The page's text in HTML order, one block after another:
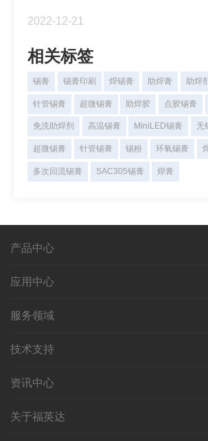
大小的8倍。
2022-12-21
相关标签
锡膏 锡膏印刷 焊锡膏 助焊膏 助焊剂
针管锡膏 超微锡膏 助焊胶 点胶锡膏
免洗助焊剂 高温锡膏 MiniLED锡膏 无
超微锡膏 针管锡膏 锡粉 环氧锡膏
多次回流锡膏 SAC305锡膏 焊膏
产品中心
应用中心
服务领域
技术支持
资讯中心
关于福英达